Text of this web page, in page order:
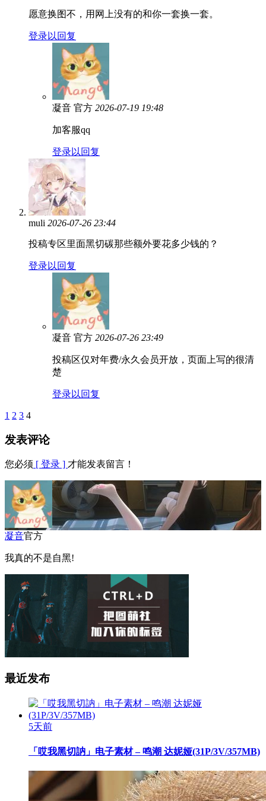
愿意换图不，用网上没有的和你一套换一套。
登录以回复
凝音 官方 2026-07-19 19:48
加客服qq
登录以回复
muli 2026-07-26 23:44
投稿专区里面黑切碳那些额外要花多少钱的？
登录以回复
凝音 官方 2026-07-26 23:49
投稿区仅对年费/永久会员开放，页面上写的很清
楚
登录以回复
1 2 3 4
发表评论
您必须 [ 登录 ] 才能发表留言！
凝音官方
我真的不是自黑!
最近发布
5天前
「哎我黑切訥」电子素材 – 鸣潮 达妮娅(31P/3V/357MB)